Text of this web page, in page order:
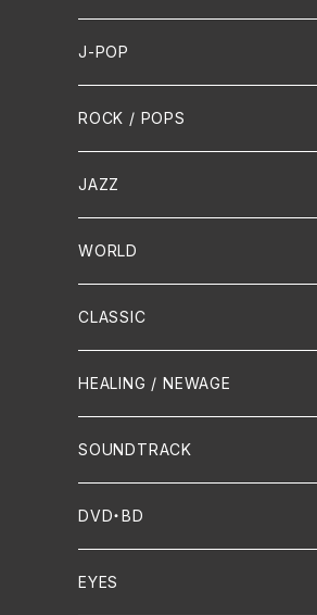
J-POP
HR/HM
演歌 / 歌謡曲
PUNK/HARDCORE
Hip-Hop/Dancehall Reggae
ROCK / POPS
Oldies
HR/HM
JAZZ
Vocal
Piano
Crossover / Fusion
Dixie / New Orleans
FUNK
WORLD
HAWAIIAN
Chanson
CLASSIC
Piano
Flute
Violin
Cello
HEALING / NEWAGE
SOUNDTRACK
DVD・BD
EYES